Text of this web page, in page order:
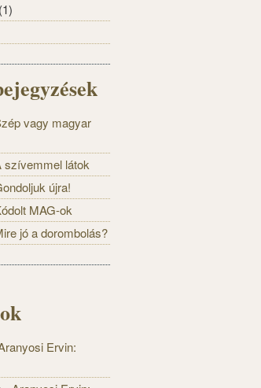
(1)
vagy magyar
szívemmel látok
újra!
MAG-ok
jó a dorombolás?
Ervin: